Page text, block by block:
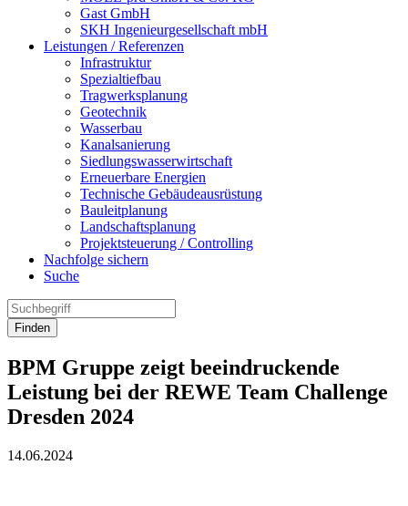
Gast GmbH
SKH Ingenieurgesellschaft mbH
Leistungen / Referenzen
Infrastruktur
Spezialtiefbau
Tragwerksplanung
Geotechnik
Wasserbau
Kanalsanierung
Siedlungswasserwirtschaft
Erneuerbare Energien
Technische Gebäudeausrüstung
Bauleitplanung
Landschaftsplanung
Projektsteuerung / Controlling
Nachfolge sichern
Suche
Finden
BPM Gruppe zeigt beeindruckende
Leistung bei der REWE Team Challenge
Dresden 2024
14.06.2024